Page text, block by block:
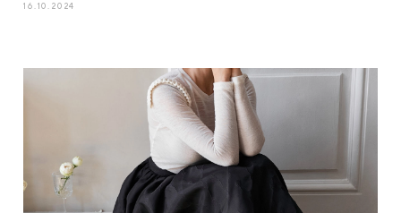
16.10.2024